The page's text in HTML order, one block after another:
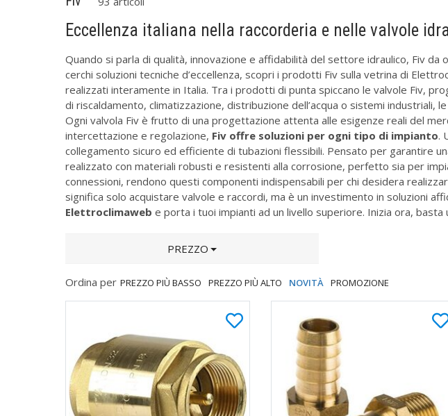
Eccellenza italiana nella raccorderia e nelle valvole
Quando si parla di qualità, innovazione e affidabilità del settore idraulico, Fiv
cerchi soluzioni tecniche d’eccellenza, scopri i prodotti Fiv sulla vetrina di
realizzati interamente in Italia. Tra i prodotti di punta spiccano le valvole Fiv,
di riscaldamento, climatizzazione, distribuzione dell’acqua o sistemi industriali, le
Ogni valvola Fiv è frutto di una progettazione attenta alle esigenze reali del
intercettazione e regolazione, Fiv offre soluzioni per ogni tipo di impianto.
collegamento sicuro ed efficiente di tubazioni flessibili. Pensato per garantire
realizzato con materiali robusti e resistenti alla corrosione, perfetto sia per
connessioni, rendono questi componenti indispensabili per chi desidera
significa solo acquistare valvole e raccordi, ma è un investimento in soluzioni
Elettroclimaweb e porta i tuoi impianti ad un livello superiore. Inizia ora, basta
PREZZO
Ordina per PREZZO PIÙ BASSO PREZZO PIÙ ALTO NOVITÀ PROMOZIONE